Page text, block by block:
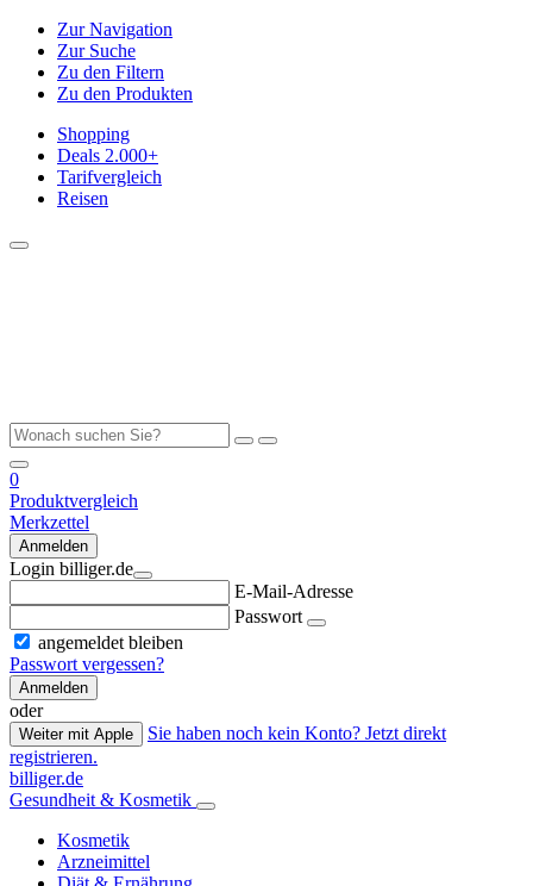
Zur Navigation
Zur Suche
Zu den Filtern
Zu den Produkten
Shopping
Deals 2.000+
Tarifvergleich
Reisen
0
Produktvergleich
Merkzettel
Anmelden
Login billiger.de
E-Mail-Adresse
Passwort
angemeldet bleiben
Passwort vergessen?
Anmelden
oder
Weiter mit Apple
Sie haben noch kein Konto? Jetzt direkt
registrieren.
billiger.de
Gesundheit & Kosmetik
Kosmetik
Arzneimittel